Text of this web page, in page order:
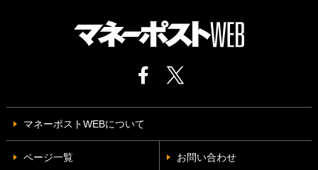
マネーポストWEBについて
ページ一覧 お問い合わせ